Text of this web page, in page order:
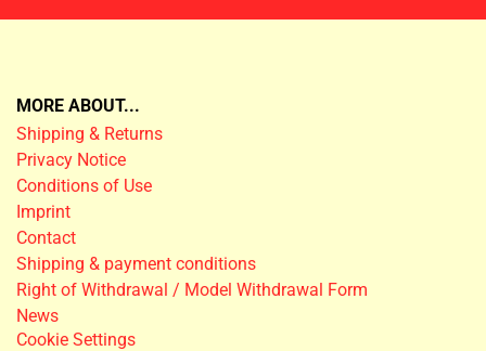
MORE ABOUT...
Shipping & Returns
Privacy Notice
Conditions of Use
Imprint
Contact
Shipping & payment conditions
Right of Withdrawal / Model Withdrawal Form
News
Cookie Settings